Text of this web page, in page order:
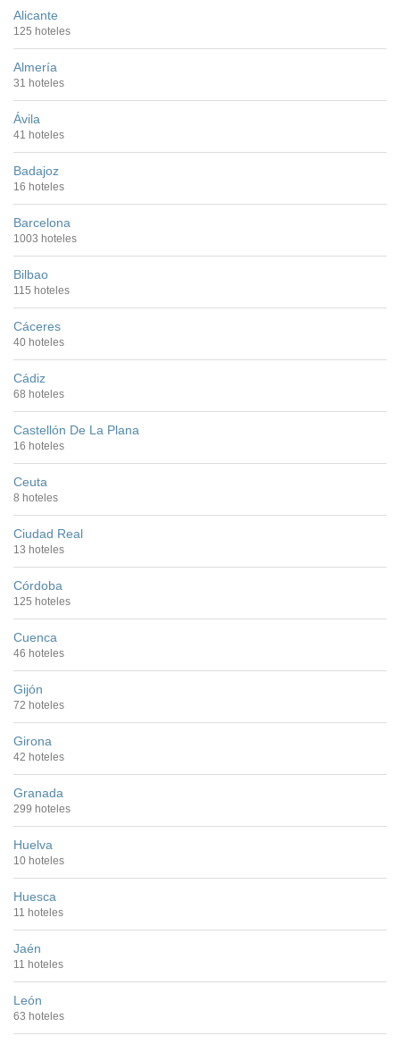
Alicante
125 hoteles
Almería
31 hoteles
Ávila
41 hoteles
Badajoz
16 hoteles
Barcelona
1003 hoteles
Bilbao
115 hoteles
Cáceres
40 hoteles
Cádiz
68 hoteles
Castellón De La Plana
16 hoteles
Ceuta
8 hoteles
Ciudad Real
13 hoteles
Córdoba
125 hoteles
Cuenca
46 hoteles
Gijón
72 hoteles
Girona
42 hoteles
Granada
299 hoteles
Huelva
10 hoteles
Huesca
11 hoteles
Jaén
11 hoteles
León
63 hoteles